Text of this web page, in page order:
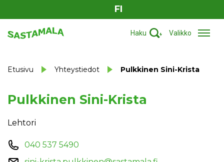
FI
Haku Valikko
Etusivu Yhteystiedot Pulkkinen Sini-Krista
Pulkkinen Sini-Krista
Lehtori
040 537 5490